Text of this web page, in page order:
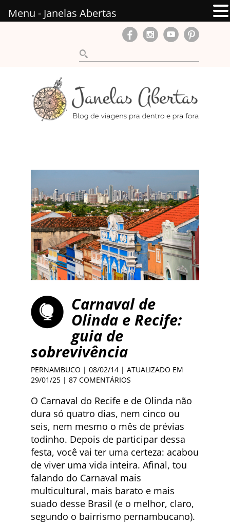
Carnaval de
Olinda e Recife:
guia de
sobrevivência
PERNAMBUCO | 08/02/14 | ATUALIZADO EM
29/01/25 | 87 COMENTÁRIOS
O Carnaval do Recife e de Olinda não
dura só quatro dias, nem cinco ou
seis, nem mesmo o mês de prévias
todinho. Depois de participar dessa
festa, você vai ter uma certeza: acabou
de viver uma vida inteira. Afinal, tou
falando do Carnaval mais
multicultural, mais barato e mais
suado desse Brasil (e o melhor, claro,
segundo o bairrismo pernambucano).
Menu - Janelas Abertas